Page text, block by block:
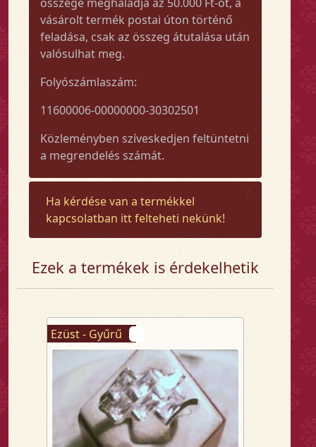
vásárolt termék postai úton történő
feladása, csak az összeg átutalása után
valósulhat meg.
Folyószámlaszám:
11600006-00000000-30302501
Közleményben szíveskedjen feltüntetni
a megrendelés számát.
Ha kérdése van a termékkel
kapcsolatban itt felteheti nekünk!
Ezek a termékek is érdekelhetik
Ezüst - Gyűrű